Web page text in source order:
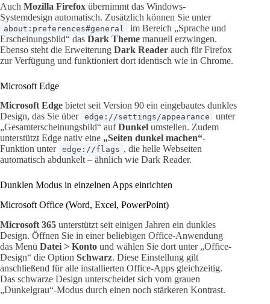
Auch Mozilla Firefox übernimmt das Windows-
Systemdesign automatisch. Zusätzlich können Sie unter
about:preferences#general
im Bereich „Sprache und
Erscheinungsbild“ das Dark Theme manuell erzwingen.
Ebenso steht die Erweiterung Dark Reader auch für Firefox
zur Verfügung und funktioniert dort identisch wie in Chrome.
Microsoft Edge
Microsoft Edge bietet seit Version 90 ein eingebautes dunkles
Design, das Sie über edge://settings/appearance
unter
„Gesamterscheinungsbild“ aufDunkel umstellen. Zudem
unterstützt Edge nativ eine „Seiten dunkel machen“-
Funktion unter edge://flags , die helle Webseiten
automatisch abdunkelt – ähnlich wie Dark Reader.
Dunklen Modus in einzelnen Apps einrichten
Microsoft Office (Word, Excel, PowerPoint)
Microsoft 365 unterstützt seit einigen Jahren ein dunkles
Design. Öffnen Sie in einer beliebigen Office-Anwendung
das Menü Datei > Konto und wählen Sie dort unter „Office-
Design“ die Option Schwarz. Diese Einstellung gilt
anschließend für alle installierten Office-Apps gleichzeitig.
Das schwarze Design unterscheidet sich vom grauen
„Dunkelgrau“-Modus durch einen noch stärkeren Kontrast.